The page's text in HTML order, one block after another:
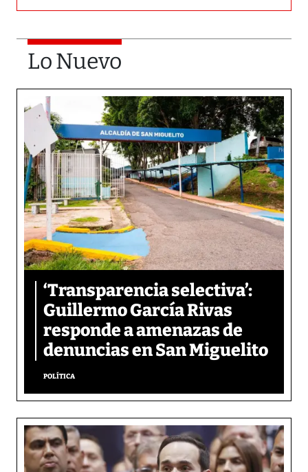
Lo Nuevo
‘Transparencia selectiva’:
Guillermo García Rivas
responde a amenazas de
denuncias en San Miguelito
POLÍTICA